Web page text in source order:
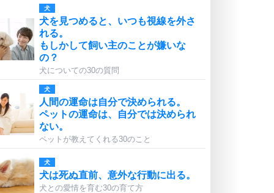
犬
犬を見つめると、いつも視線を外さ
れる。
もしかして飼い主のことが嫌いな
の？
犬についての30の質問
犬
人間の運命は自分で決められる。
ペットの運命は、自分では決められ
ない。
ペットが教えてくれる30のこと
犬
犬は死ぬ直前、意外な行動に出る。
犬との愛情を育む30の育て方